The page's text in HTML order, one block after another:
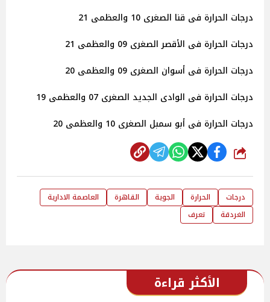
درجات الحرارة فى قنا الصغرى 10 والعظمى 21
درجات الحرارة فى الأقصر الصغرى 09 والعظمى 21
درجات الحرارة فى أسوان الصغرى 09 والعظمى 20
درجات الحرارة فى الوادى الجديد الصغرى 07 والعظمى 19
درجات الحرارة فى أبو سمبل الصغرى 10 والعظمى 20
شارك
درجات الحرارة الجوية القاهرة
العاصمة الادارية
الغردقة
تعرف
الأكثر قراءة